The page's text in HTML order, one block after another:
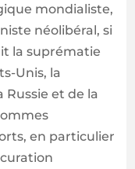
mondialiste,
néolibéral, si
la suprématie
Unis, la
et de la
en particulier